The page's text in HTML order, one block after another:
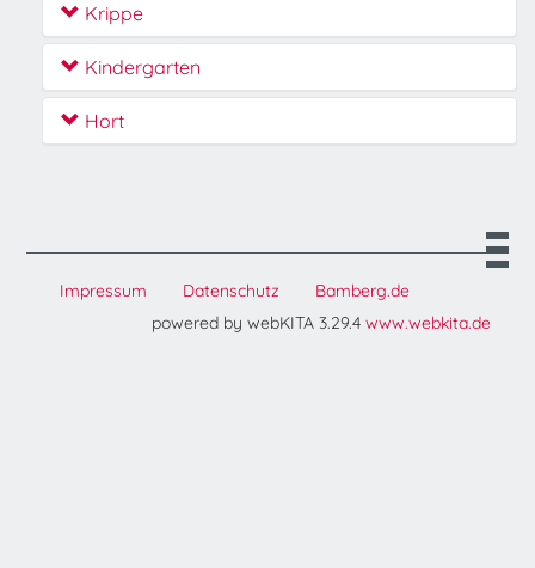
Krippe
Kindergarten
Hort
Impressum Datenschutz
Bamberg.de
powered by webKITA 3.29.4 www.webkita.de